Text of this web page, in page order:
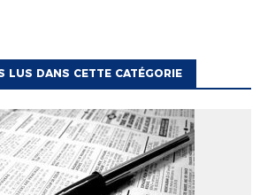
LUS DANS CETTE CATÉGORIE